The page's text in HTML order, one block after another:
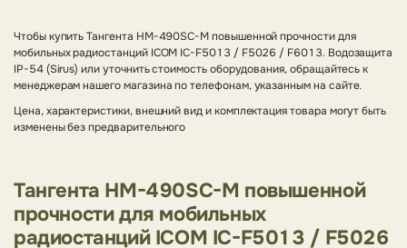
Чтобы купить Тангента HM-490SC-M повышенной прочности для
мобильных радиостанций ICOM IC-F5013 / F5026 / F6013. Водозащита
IP-54 (Sirus) или уточнить стоимость оборудования, обращайтесь к
менеджерам нашего магазина по телефонам, указанным на сайте.
Цена, характеристики, внешний вид и комплектация товара могут быть
изменены без предварительного
Тангента HM-490SC-M повышенной
прочности для мобильных
радиостанций ICOM IC-F5013 / F5026